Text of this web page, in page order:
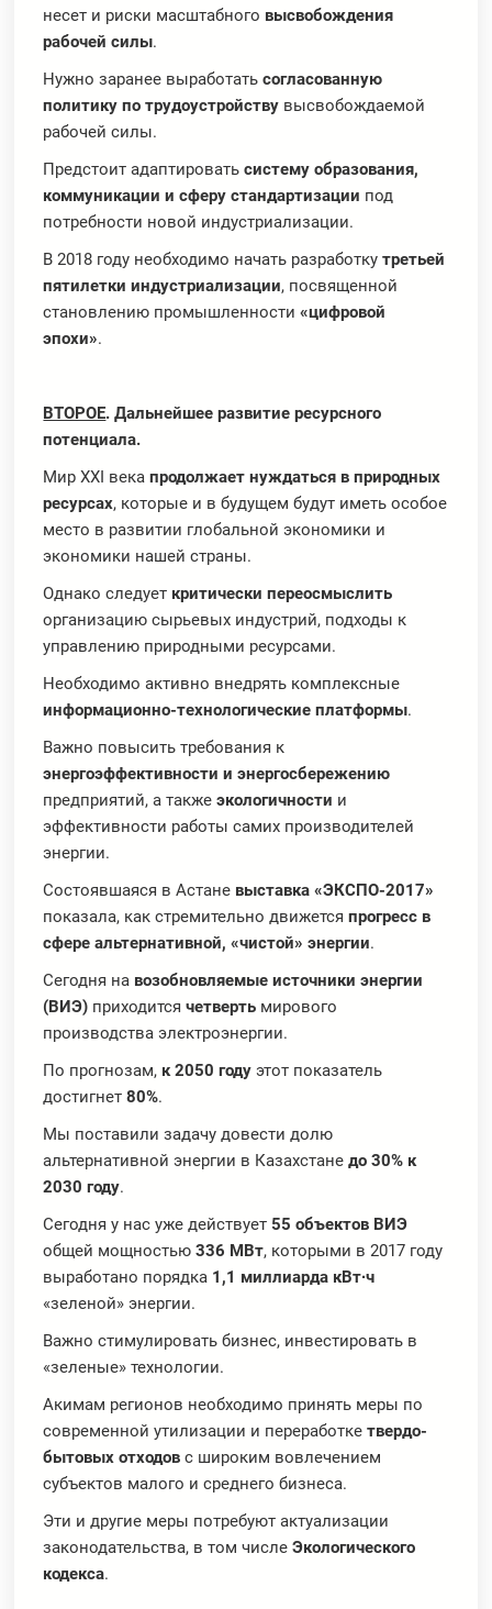
несет и риски масштабного высвобождения
рабочей силы.
Нужно заранее выработать согласованную
политику по трудоустройству высвобождаемой
рабочей силы.
Предстоит адаптировать систему образования,
коммуникации и сферу стандартизации под
потребности новой индустриализации.
В 2018 году необходимо начать разработкутретьей
пятилетки индустриализации, посвященной
становлению промышленности«цифровой
эпохи».
ВТОРОЕ. Дальнейшее развитие ресурсного
потенциала.
Мир XXI векапродолжает нуждаться в природных
ресурсах, которые и в будущем будут иметь особое
место в развитии глобальной экономики и
экономики нашей страны.
Однако следует критически переосмыслить
организацию сырьевых индустрий, подходы к
управлению природными ресурсами.
Необходимо активно внедрять комплексные
информационно-технологические платформы.
Важно повысить требования к
энергоэффективности и энергосбережению
предприятий, а такжеэкологичности и
эффективности работы самих производителей
энергии.
Состоявшаяся в Астане выставка «ЭКСПО-2017»
показала, как стремительно движетсяпрогресс в
сфере альтернативной, «чистой» энергии.
Сегодня на возобновляемые источники энергии
(ВИЭ) приходитсячетверть мирового
производства электроэнергии.
По прогнозам, к 2050 году этот показатель
достигнет80%.
Мы поставили задачу довести долю
альтернативной энергии в Казахстанедо 30% к
2030 году.
Сегодня у нас уже действует55 объектов ВИЭ
общей мощностью336 МВт, которыми в 2017 году
выработано порядка 1,1 миллиарда кВт∙ч
«зеленой» энергии.
Важно стимулировать бизнес, инвестировать в
«зеленые» технологии.
Акимам регионов необходимо принять меры по
современной утилизации и переработкетвердо-
бытовых отходов с широким вовлечением
субъектов малого и среднего бизнеса.
Эти и другие меры потребуют актуализации
законодательства, в том числеЭкологического
кодекса.